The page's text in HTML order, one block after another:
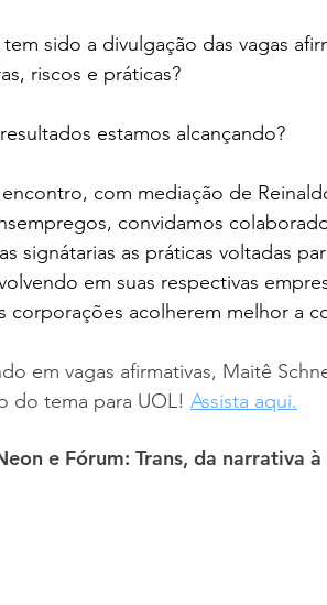
sido a divulgação das vagas
riscos e práticas?
estamos alcançando?
com mediação de
convidamos
signátarias as práticas voltadas
em suas respectivas
corporações acolherem melhor a
em vagas afirmativas, Maitê
do tema para UOL! Assista aqui.
e Fórum: Trans, da narrativa